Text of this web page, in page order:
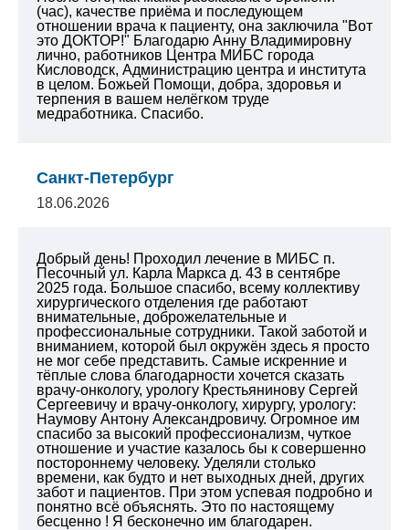
(час), качестве приёма и последующем
отношении врача к пациенту, она заключила "Вот
это ДОКТОР!" Благодарю Анну Владимировну
лично, работников Центра МИБС города
Кисловодск, Администрацию центра и института
в целом. Божьей Помощи, добра, здоровья и
терпения в вашем нелёгком труде
медработника. Спасибо.
Санкт-Петербург
18.06.2026
Добрый день! Проходил лечение в МИБС п.
Песочный ул. Карла Маркса д. 43 в сентябре
2025 года. Большое спасибо, всему коллективу
хирургического отделения где работают
внимательные, доброжелательные и
профессиональные сотрудники. Такой заботой и
вниманием, которой был окружён здесь я просто
не мог себе представить. Самые искренние и
тёплые слова благодарности хочется сказать
врачу-онкологу, урологу Крестьянинову Сергей
Сергеевичу и врачу-онкологу, хирургу, урологу:
Наумову Антону Александровичу. Огромное им
спасибо за высокий профессионализм, чуткое
отношение и участие казалось бы к совершенно
постороннему человеку. Уделяли столько
времени, как будто и нет выходных дней, других
забот и пациентов. При этом успевая подробно и
понятно всё объяснять. Это по настоящему
бесценно ! Я бесконечно им благодарен.